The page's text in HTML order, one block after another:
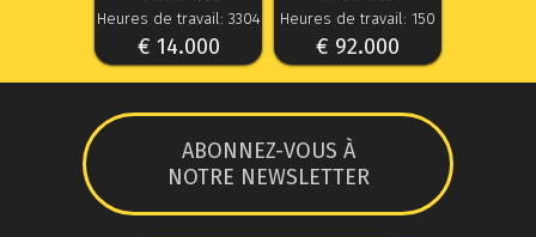
Heures de travail: 3304
€ 14.000
Heures de travail: 150
€ 92.000
ABONNEZ-VOUS À
NOTRE NEWSLETTER